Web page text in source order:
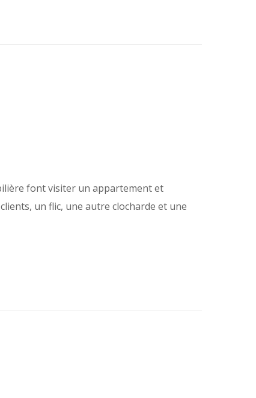
font visiter un appartement et
un flic, une autre clocharde et une